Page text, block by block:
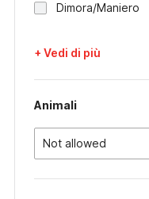
Dimora/Maniero
+ Vedi di più
Animali
Not allowed